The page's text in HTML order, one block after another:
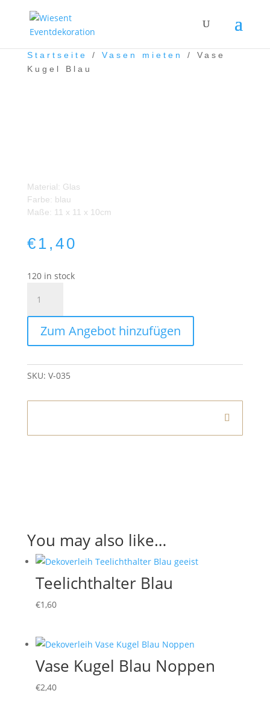
Startseite / Vasen mieten
/ Vase
Kugel Blau
Material: Glas
Farbe: blau
Maße: 11 x 11 x 10cm
€ 1,40
120 in stock
Kugel
Blau
quantity
Zum Angebot hinzufügen
SKU: V-035
You may also like…
Teelichthalter Blau
€1,60
Vase Kugel Blau Noppen
€2,40